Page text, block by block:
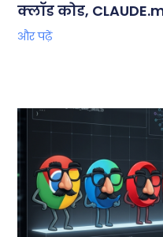
क्लॉड कोड,
और पढ़ें